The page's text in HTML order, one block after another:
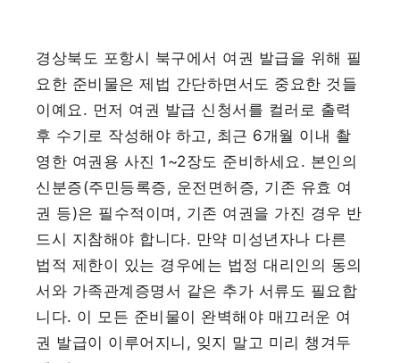
경상북도 포항시 북구에서 여권 발급을 위해 필
요한 준비물은 제법 간단하면서도 중요한 것들
이예요. 먼저 여권 발급 신청서를 컬러로 출력
후 수기로 작성해야 하고, 최근 6개월 이내 촬
영한 여권용 사진 1~2장도 준비하세요. 본인의
신분증(주민등록증, 운전면허증, 기존 유효 여
권 등)은 필수적이며, 기존 여권을 가진 경우 반
드시 지참해야 합니다. 만약 미성년자나 다른
법적 제한이 있는 경우에는 법정 대리인의 동의
서와 가족관계증명서 같은 추가 서류도 필요합
니다. 이 모든 준비물이 완벽해야 매끄러운 여
권 발급이 이루어지니, 잊지 말고 미리 챙겨두